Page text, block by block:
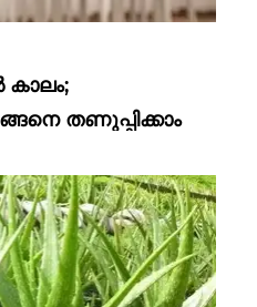
കാലം;
തണുപ്പിക്കാം